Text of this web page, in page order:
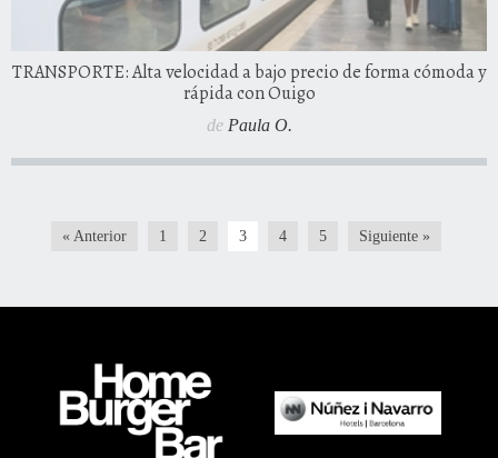
TRANSPORTE: Alta velocidad a bajo precio de forma cómoda y
rápida con Ouigo
de Paula O.
« Anterior 1 2 3 4 5 Siguiente »